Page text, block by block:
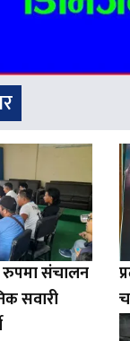
रुपमा संचालन
सवारी